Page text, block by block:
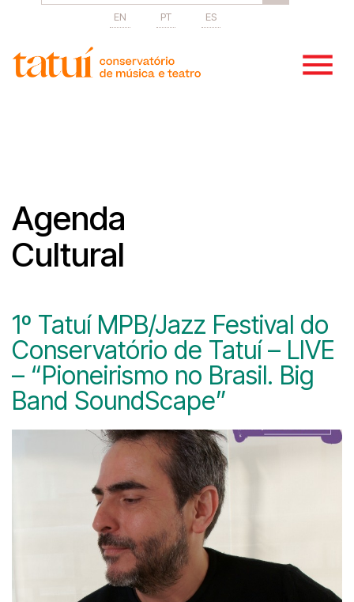
EN PT ES
Agenda
Cultural
1º Tatuí MPB/Jazz Festival do
Conservatório de Tatuí – LIVE
– “Pioneirismo no Brasil. Big
Band SoundScape”